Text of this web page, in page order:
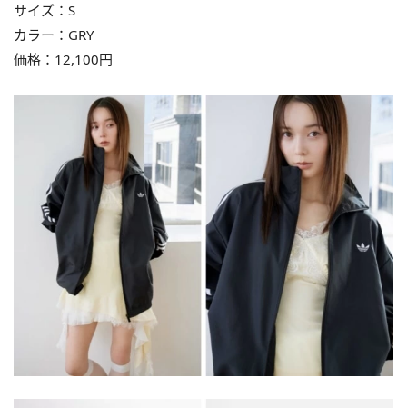
サイズ：S
カラー：GRY
価格：12,100円